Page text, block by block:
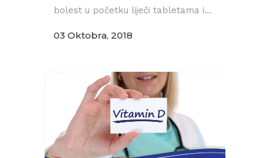
bolest u početku liječi tabletama i...
03 Oktobra, 2018